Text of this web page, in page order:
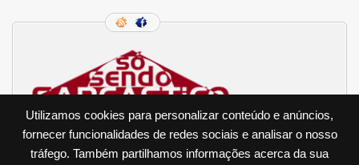
Utilizamos cookies para personalizar conteúdo e anúncios,
fornecer funcionalidades de redes sociais e analisar o nosso
tráfego. Também partilhamos informações acerca da sua